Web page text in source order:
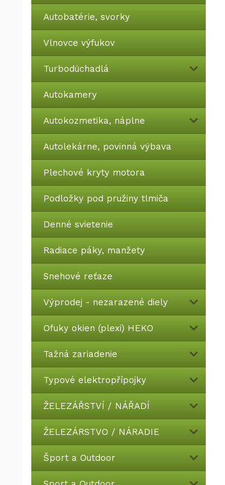
Autobatérie, svorky
Vlnovce výfukov
Turbodúchadlá
Autokamery
Autokozmetika, náplne
Autolekárne, povinná výbava
Plechové kryty motora
Podložky pod pružiny tlmiča
Denné svietenie
Radiace páky, manžety
Snehové reťaze
Výprodej - nezarazené diely
Ofuky okien (plexi) HEKO
Tažná zariadenie
Typové elektropřípojky
ŽELEZÁŘSTVÍ / NÁŘADÍ
ŽELEZÁRSTVO / NÁRADIE
Šport a Outdoor